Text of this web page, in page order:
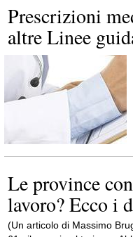
Prescrizioni
altre Linee
Le province
lavoro? Ecco i
(Un articolo di Massimo